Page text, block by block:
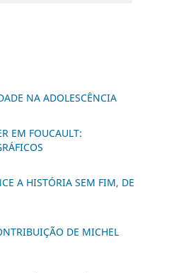
NA ADOLESCÊNCIA
EM FOUCAULT:
A HISTÓRIA SEM FIM, DE
DE MICHEL